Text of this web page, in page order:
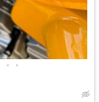
• •